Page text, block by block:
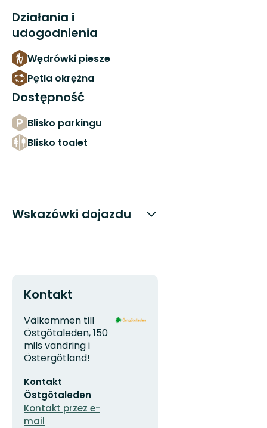
Działania i
udogodnienia
Wędrówki piesze
Pętla okrężna
Dostępność
Blisko parkingu
Blisko toalet
Wskazówki dojazdu
Kontakt
Adres
Välkommen till
Östgötaleden, 150
mils vandring i
Östergötland!
e-
mail
Kontakt
Östgötaleden
Kontakt przez e-
mail
Logotyp